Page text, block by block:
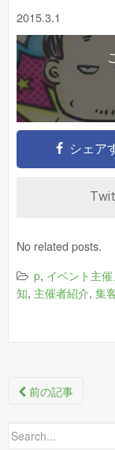
2015.3.1
シェア
No related posts.
p, イベント主
知, 主催者紹介, 集
Post
navigation
前の記事
Search